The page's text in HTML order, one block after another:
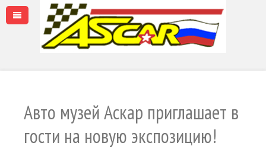
Авто музей Аскар приглашает в
гости на новую экспозицию!